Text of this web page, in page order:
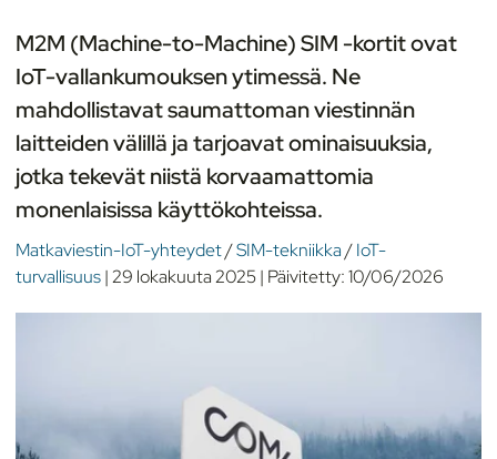
M2M (Machine-to-Machine) SIM -kortit ovat
IoT-vallankumouksen ytimessä. Ne
mahdollistavat saumattoman viestinnän
laitteiden välillä ja tarjoavat ominaisuuksia,
jotka tekevät niistä korvaamattomia
monenlaisissa käyttökohteissa.
Matkaviestin-IoT-yhteydet/SIM-tekniikka/IoT-
turvallisuus|29 lokakuuta 2025| Päivitetty:10/06/2026